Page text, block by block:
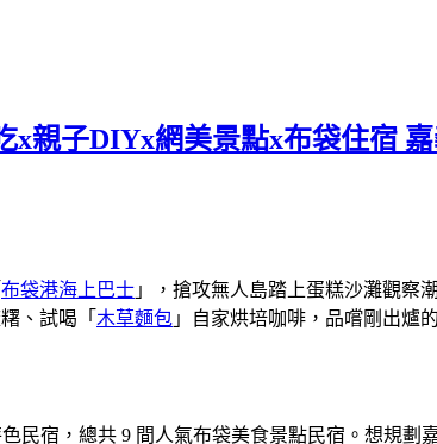
x親子DIYx網美景點x布袋住宿
布袋港海上巴士 」，搶攻無人島踏上蛋糕沙灘觀察
、試喝「 木草麵包 」自家烘培咖啡，品嚐剛出爐
宿，總共 9 間人氣布袋美食景點民宿。想規劃